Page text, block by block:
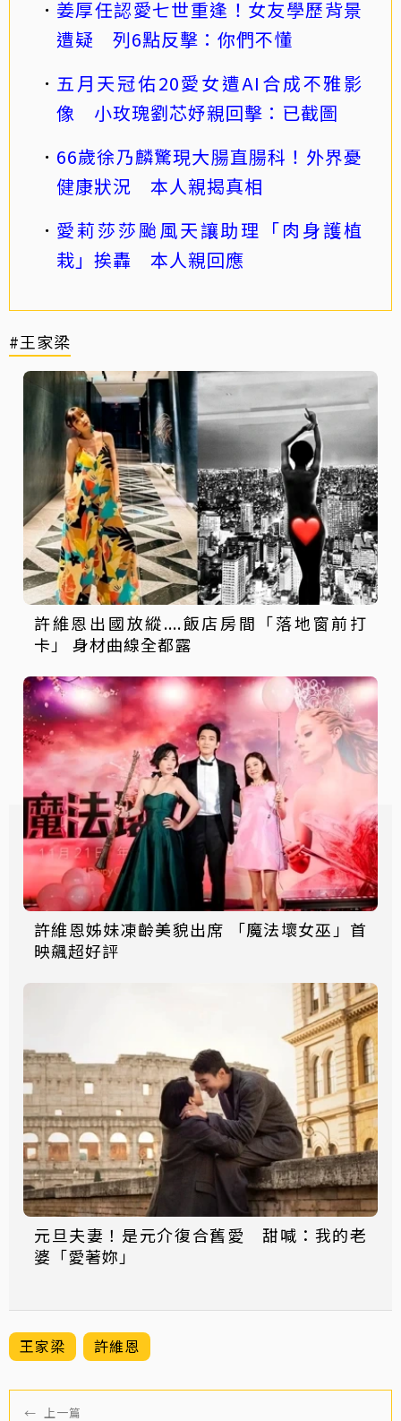
姜厚任認愛七世重逢！女友學歷背景
遭疑 列6點反擊：你們不懂
五月天冠佑20愛女遭AI合成不雅影
像 小玫瑰劉芯妤親回擊：已截圖
66歲徐乃麟驚現大腸直腸科！外界憂
健康狀況 本人親揭真相
愛莉莎莎颱風天讓助理「肉身護植
栽」挨轟 本人親回應
#王家梁
許維恩出國放縱....飯店房間「落地窗前打
卡」 身材曲線全都露
許維恩姊妹凍齡美貌出席 「魔法壞女巫」首
映飆超好評
元旦夫妻！是元介復合舊愛 甜喊：我的老
婆「愛著妳」
王家梁 許維恩
← 上一篇